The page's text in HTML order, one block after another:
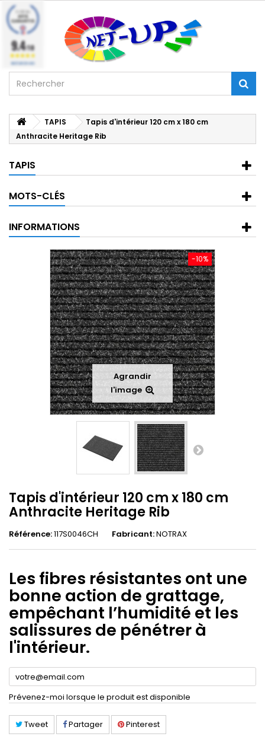
TAPIS
Tapis d'intérieur 120 cm x 180 cm
Anthracite Heritage Rib
TAPIS
MOTS-CLÉS
INFORMATIONS
-10%
Agrandir
l'image
Tapis d'intérieur 120 cm x 180 cm
Anthracite Heritage Rib
Référence:117S0046CH Fabricant:NOTRAX
Les fibres résistantes ont une
bonne action de grattage,
empêchant l’humidité et les
salissures de pénétrer à
l'intérieur.
Prévenez-moi lorsque le produit est disponible
Tweet Partager Pinterest
9.4/10